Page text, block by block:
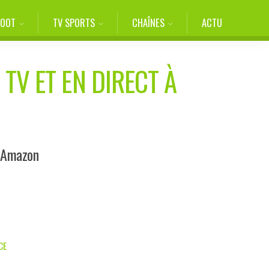
TV SPORTS CHAÎNES ACTU
ET EN DIRECT À